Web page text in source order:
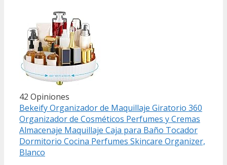
42 Opiniones
Bekeify Organizador de Maquillaje Giratorio 360
Organizador de Cosméticos Perfumes y Cremas
Almacenaje Maquillaje Caja para Baño Tocador
Dormitorio Cocina Perfumes Skincare Organizer,
Blanco